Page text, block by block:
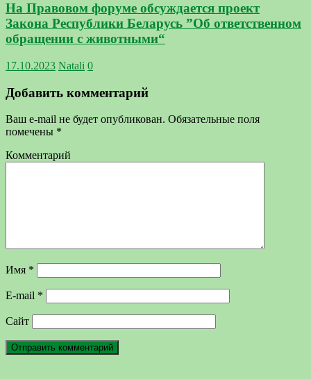
На Правовом форуме обсуждается проект
Закона Республики Беларусь ”Об ответственном
обращении с животными“
17.10.2023 Natali 0
Добавить комментарий
Ваш e-mail не будет опубликован. Обязательные поля
помечены *
Комментарий
Имя *
E-mail *
Сайт